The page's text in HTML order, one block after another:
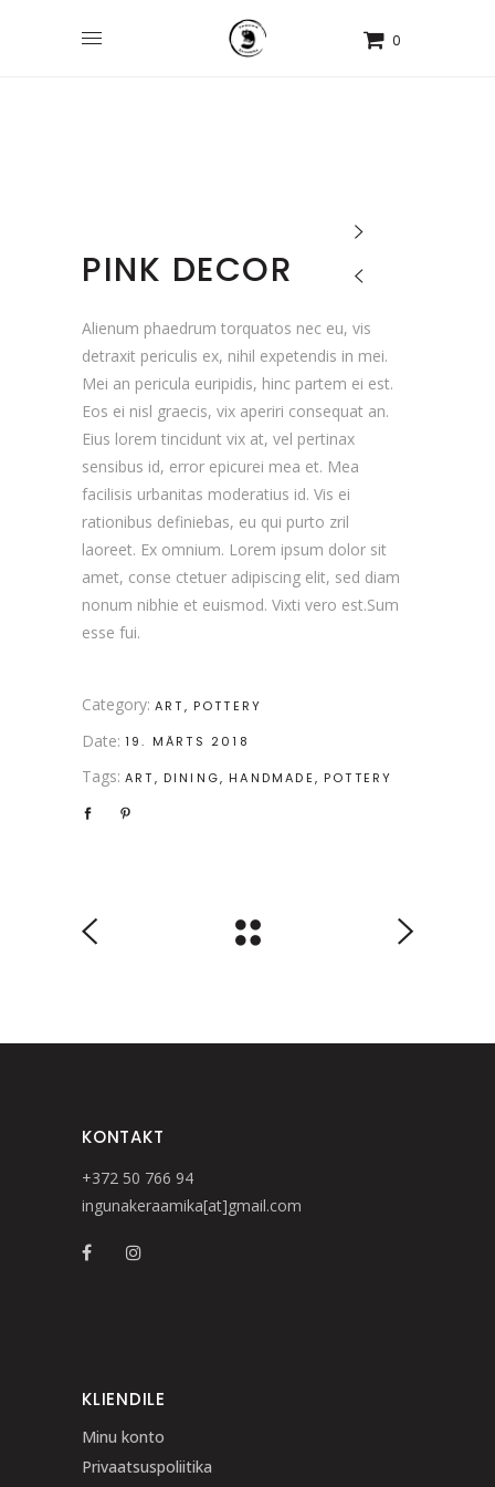
0
PINK DECOR
Alienum phaedrum torquatos nec eu, vis
detraxit periculis ex, nihil expetendis in mei.
Mei an pericula euripidis, hinc partem ei est.
Eos ei nisl graecis, vix aperiri consequat an.
Eius lorem tincidunt vix at, vel pertinax
sensibus id, error epicurei mea et. Mea
facilisis urbanitas moderatius id. Vis ei
rationibus definiebas, eu qui purto zril
laoreet. Ex omnium. Lorem ipsum dolor sit
amet, conse ctetuer adipiscing elit, sed diam
nonum nibhie et euismod. Vixti vero est.Sum
esse fui.
Category: ART POTTERY
Date: 19. MÄRTS 2018
Tags: ART DINING HANDMADE POTTERY
KONTAKT
+372 50 766 94
ingunakeraamika[at]gmail.com
KLIENDILE
Minu konto
Privaatsuspoliitika